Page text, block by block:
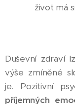
život má
Duševní zdraví
výše zmíněné
je. Pozitivní
příjemných